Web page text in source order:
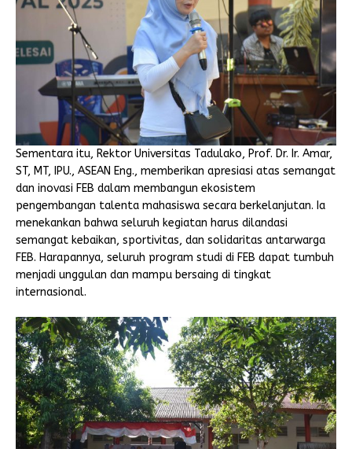
Sementara itu, Rektor Universitas Tadulako, Prof. Dr. Ir. Amar,
ST, MT, IPU., ASEAN Eng., memberikan apresiasi atas semangat
dan inovasi FEB dalam membangun ekosistem
pengembangan talenta mahasiswa secara berkelanjutan. Ia
menekankan bahwa seluruh kegiatan harus dilandasi
semangat kebaikan, sportivitas, dan solidaritas antarwarga
FEB. Harapannya, seluruh program studi di FEB dapat tumbuh
menjadi unggulan dan mampu bersaing di tingkat
internasional.